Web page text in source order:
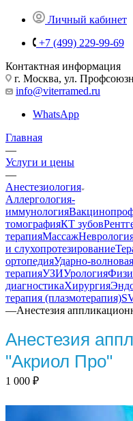
Личный кабинет
+7 (499) 229-99-69
Контактная информация
г. Москва, ул.
info@viterramed.ru
WhatsApp
Главная
—
Услуги и цены
—
Анестезиология
Аллергология-
иммунология
томографияКТ зубов
терапияМассаж
и слухопротезирование
ортопедияУдарно-волновая
терапияУЗИУрология
диагностикаХирургия
терапия (плазмотерапия)
—Анестезия
Анестезия
"Акриол Про"
1 000 ₽